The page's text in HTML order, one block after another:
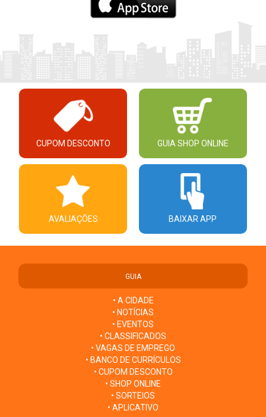
CUPOM DESCONTO GUIA SHOP ONLINE
AVALIAÇÕES BAIXAR APP
GUIA
• A CIDADE
• NOTÍCIAS
• EVENTOS
• CLASSIFICADOS
• VAGAS DE EMPREGO
• BANCO DE CURRÍCULOS
• CUPOM DESCONTO
• SHOP ONLINE
• SORTEIOS
• APLICATIVO